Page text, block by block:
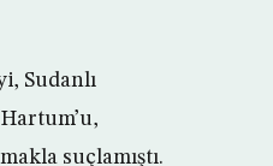
Sudanlı
suçlamıştı.